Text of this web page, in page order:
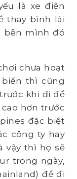
là xe điện
thay bình lái
bên mình đó
chưa hoạt
thì cũng
khi đi để
hơn trước
đặc biệt
công ty hay
vậy thì họ sẽ
trong ngày,
để đi